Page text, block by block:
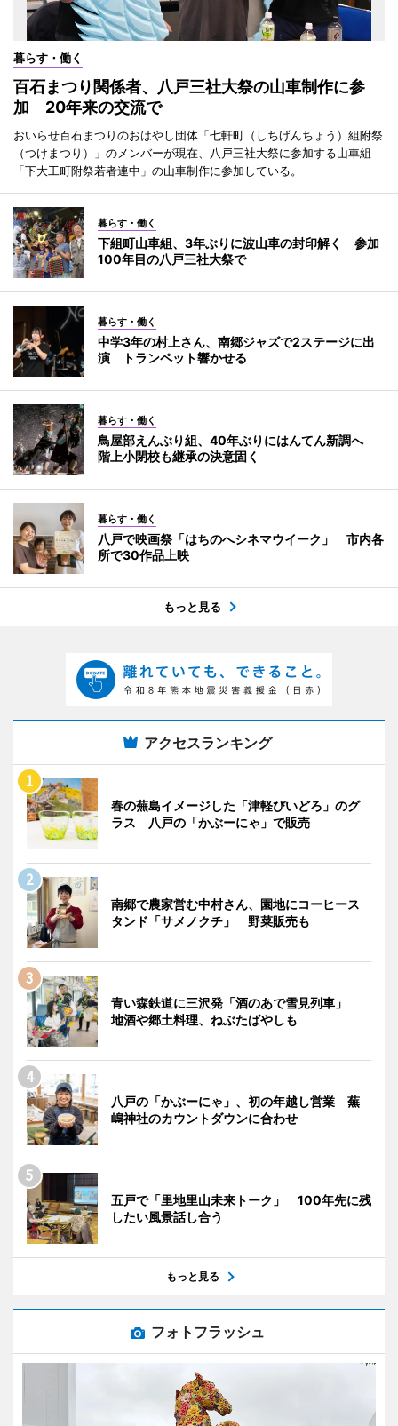
暮らす・働く
百石まつり関係者、八戸三社大祭の山車制作に参
加 20年来の交流で
おいらせ百石まつりのおはやし団体「七軒町（しちげんちょう）組附祭
（つけまつり）」のメンバーが現在、八戸三社大祭に参加する山車組
「下大工町附祭若者連中」の山車制作に参加している。
暮らす・働く
下組町山車組、3年ぶりに波山車の封印解く 参加
100年目の八戸三社大祭で
暮らす・働く
中学3年の村上さん、南郷ジャズで2ステージに出
演 トランペット響かせる
暮らす・働く
鳥屋部えんぶり組、40年ぶりにはんてん新調へ
階上小閉校も継承の決意固く
暮らす・働く
八戸で映画祭「はちのへシネマウイーク」 市内各
所で30作品上映
もっと見る
アクセスランキング
春の蕪島イメージした「津軽びいどろ」のグ
ラス 八戸の「かぶーにゃ」で販売
南郷で農家営む中村さん、園地にコーヒース
タンド「サメノクチ」 野菜販売も
青い森鉄道に三沢発「酒のあで雪見列車」
地酒や郷土料理、ねぶたばやしも
八戸の「かぶーにゃ」、初の年越し営業 蕪
嶋神社のカウントダウンに合わせ
五戸で「里地里山未来トーク」 100年先に残
したい風景話し合う
もっと見る
フォトフラッシュ